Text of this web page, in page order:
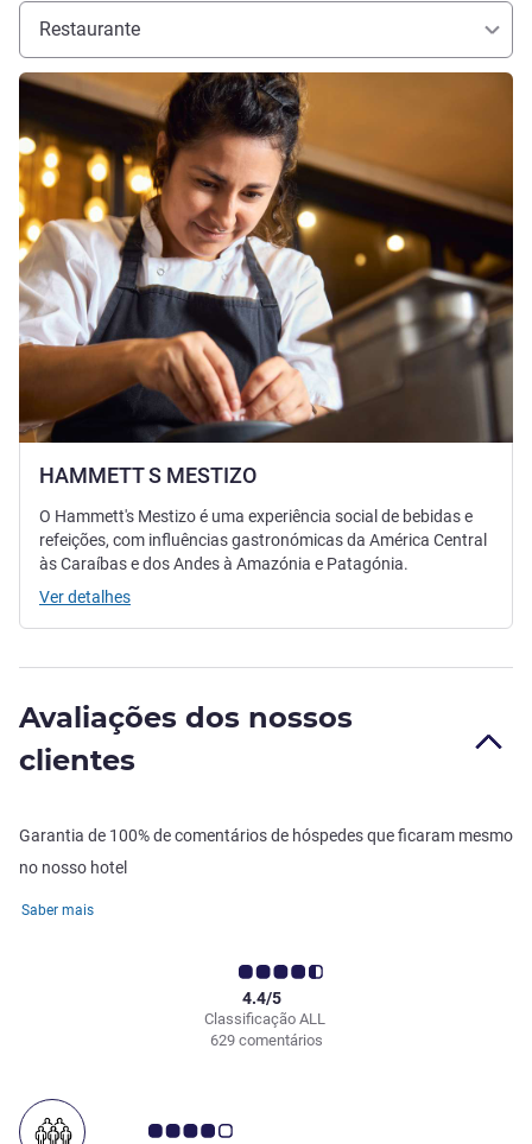
Restaurante
HAMMETT S MESTIZO
Ver detalhes
O Hammett's Mestizo é uma experiência social de bebidas e
refeições, com influências gastronómicas da América Central
às Caraíbas e dos Andes à Amazónia e Patagónia.
Ver detalhes
Avaliações dos nossos
clientes
Garantia de 100% de comentários de hóspedes que ficaram mesmo
no nosso hotel
Saber mais
Classificação ALL
4.4/5
629 comentários
Nota clientes Avis 4.0/5